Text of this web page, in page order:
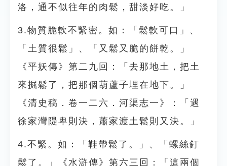
洛，通不似往年的肉鬆，甜淡好吃。」
3.物質脆軟不緊密。如：「鬆軟可口」、
「土質很鬆」、「又鬆又脆的餅乾。」
《平妖傳》第二九回：「去那地土，把土
來掘鬆了，把那個葫蘆子埋在地下。」
《清史稿．卷一二六．河渠志一》：「遇
徐家灣隄卑則決，蕭家渡土鬆則又決。」
4.不緊。如：「鞋帶鬆了。」、「螺絲釘
鬆了。」《水滸傳》第六三回：「這兩個